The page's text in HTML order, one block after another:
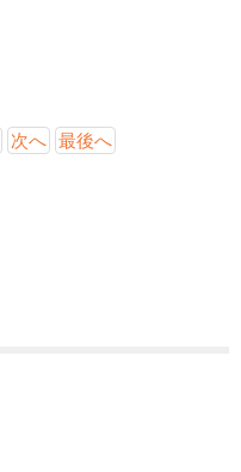
次へ
最後へ